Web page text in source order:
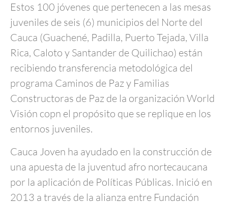
Estos 100 jóvenes que pertenecen a las mesas
juveniles de seis (6) municipios del Norte del
Cauca (Guachené, Padilla, Puerto Tejada, Villa
Rica, Caloto y Santander de Quilichao) están
recibiendo transferencia metodológica del
programa Caminos de Paz y Familias
Constructoras de Paz de la organización World
Visión copn el propósito que se replique en los
entornos juveniles.
Cauca Joven ha ayudado en la construcción de
una apuesta de la juventud afro nortecaucana
por la aplicación de Políticas Públicas. Inició en
2013 a través de la alianza entre Fundación